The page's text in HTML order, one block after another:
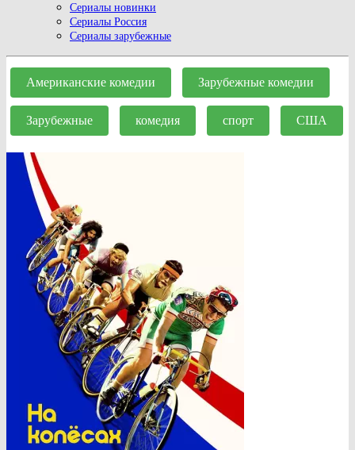
Сериалы новинки
Сериалы Россия
Сериалы зарубежные
Close
Button
Американские комедии Зарубежные комедии
Зарубежные комедия спорт США